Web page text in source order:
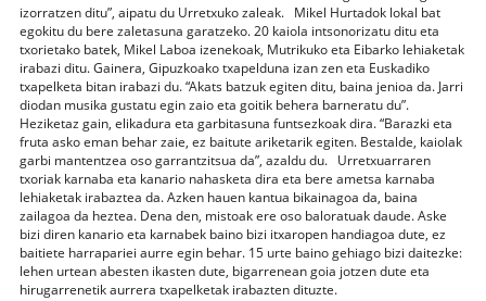
izorratzen ditu”, aipatu du Urretxuko zaleak. Mikel Hurtadok lokal bat
egokitu du bere zaletasuna garatzeko. 20 kaiola intsonorizatu ditu eta
txorietako batek, Mikel Laboa izenekoak, Mutrikuko eta Eibarko lehiaketak
irabazi ditu. Gainera, Gipuzkoako txapelduna izan zen eta Euskadiko
txapelketa bitan irabazi du. “Akats batzuk egiten ditu, baina jenioa da. Jarri
diodan musika gustatu egin zaio eta goitik behera barneratu du”.
Heziketaz gain, elikadura eta garbitasuna funtsezkoak dira. “Barazki eta
fruta asko eman behar zaie, ez baitute ariketarik egiten. Bestalde, kaiolak
garbi mantentzea oso garrantzitsua da”, azaldu du. Urretxuarraren
txoriak karnaba eta kanario nahasketa dira eta bere ametsa karnaba
lehiaketak irabaztea da. Azken hauen kantua bikainagoa da, baina
zailagoa da heztea. Dena den, mistoak ere oso baloratuak daude. Aske
bizi diren kanario eta karnabek baino bizi itxaropen handiagoa dute, ez
baitiete harrapariei aurre egin behar. 15 urte baino gehiago bizi daitezke:
lehen urtean abesten ikasten dute, bigarrenean goia jotzen dute eta
hirugarrenetik aurrera txapelketak irabazten dituzte.